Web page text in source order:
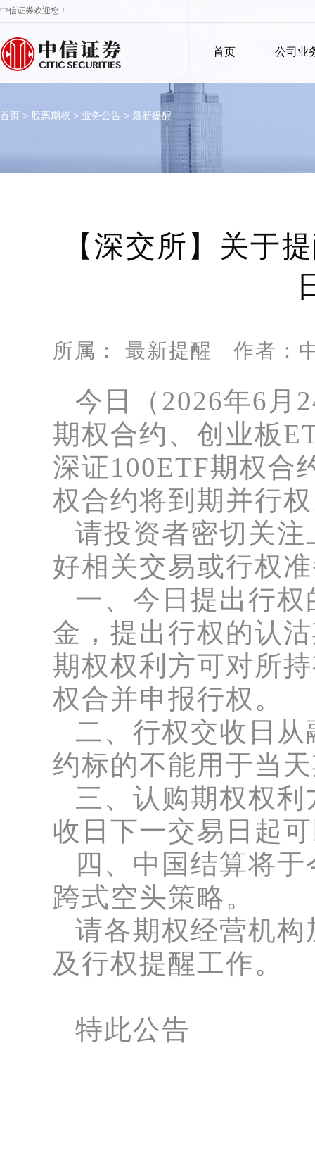
中信证券欢迎您！
首页 公司业
首页 > 股票期权 > 业务公告 > 最新提醒
【深交所】关于
所属： 最新提醒 作者：
今日（ 2026年6月
期权合约、创业板
深证100ETF期权合
权合约将到期并行权
请投资者密切关
好相关交易或行权
一、今日提出行
金，提出行权的认
期权权利方可对所
权合并申报行权。
二、行权交收日
约标的不能用于当
三、认购期权权
收日下一交易日起
四、中国结算将
跨式空头策略。
请各期权经营机
及行权提醒工作。
特此公告